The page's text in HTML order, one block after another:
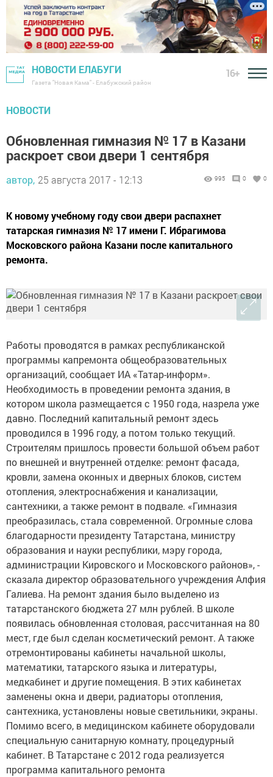
НОВОСТИ ЕЛАБУГИ
Газета "Новая Кама" - Елабужский район
16+
НОВОСТИ
Обновленная гимназия № 17 в Казани
раскроет свои двери 1 сентября
автор, 25 августа 2017 - 12:13 995 0 0
К новому учебному году свои двери распахнет
татарская гимназия № 17 имени Г. Ибрагимова
Московского района Казани после капитального
ремонта.
Работы проводятся в рамках республиканской
программы капремонта общеобразовательных
организаций, сообщает ИА «Татар-информ».
Необходимость в проведении ремонта здания, в
котором школа размещается с 1950 года, назрела уже
давно. Последний капитальный ремонт здесь
проводился в 1996 году, а потом только текущий.
Строителям пришлось провести большой объем работ
по внешней и внутренней отделке: ремонт фасада,
кровли, замена оконных и дверных блоков, систем
отопления, электроснабжения и канализации,
сантехники, а также ремонт в подвале. «Гимназия
преобразилась, стала современной. Огромные слова
благодарности президенту Татарстана, министру
образования и науки республики, мэру города,
администрации Кировского и Московского районов», -
сказала директор образовательного учреждения Алфия
Галиева. На ремонт здания было выделено из
татарстанского бюджета 27 млн рублей. В школе
появилась обновленная столовая, рассчитанная на 80
мест, где был сделан косметический ремонт. А также
отремонтированы кабинеты начальной школы,
математики, татарского языка и литературы,
медкабинет и другие помещения. В этих кабинетах
заменены окна и двери, радиаторы отопления,
сантехника, установлены новые светильники, экраны.
Помимо всего, в медицинском кабинете оборудовали
специальную санитарную комнату, процедурный
кабинет. В Татарстане с 2012 года реализуется
программа капитального ремонта